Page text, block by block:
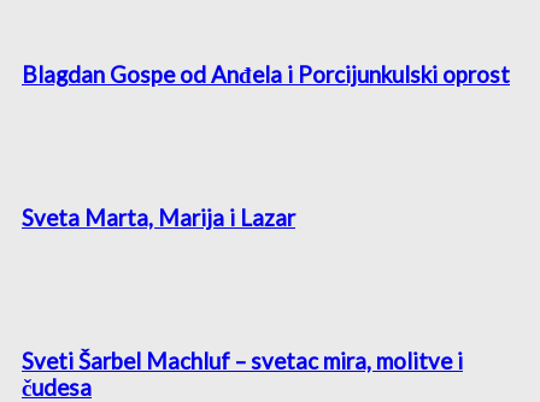
Blagdan Gospe od Anđela i Porcijunkulski oprost
Sveta Marta, Marija i Lazar
Sveti Šarbel Machluf – svetac mira, molitve i
čudesa